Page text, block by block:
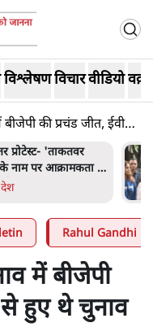
विश्लेषणविचारवीडियो
की प्रचंड जीत, ईवीएम
प्रोटेस्ट- 'ताकतवर
नाम पर आक्रामकता न
जेन जी को सुने':
देश
Rahul Gandhi
में बीजेपी
से हुए थे चुनाव